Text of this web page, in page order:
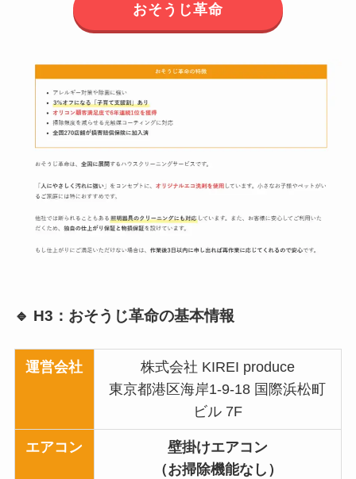
おそうじ革命
🔹 H3：おそうじ革命の基本情報
運営会社
株式会社 KIREI produce
東京都港区海岸1-9-18 国際浜松町
ビル 7F
エアコン
壁掛けエアコン
（お掃除機能なし）